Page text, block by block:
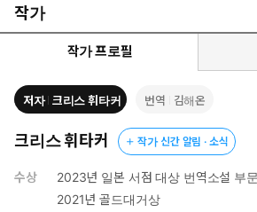
행복해야 할 졸업 전야제에 어두컴컴한 지하
데……. 본 적 없는 소녀를 찾겠다는 일념으
하고 마는 해적 패치는 그녀를 다시 만날 수
세월이 되고, 희망이 집착이 되고, 사랑이
남는 것은 무엇일까?
작가
작가 프로필
저자 크리스 휘타커 번역 김해온
크리스 휘타커 작가 신간 알림 · 소식
수상
2023년 일본 서점 대상 번역소설 부문
2021년 골드대거상